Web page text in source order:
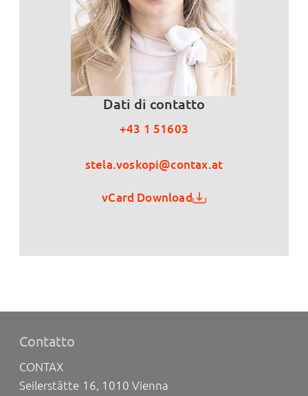
Dati di contatto
+43 1 51603
stela.voskopi@contax.at
vCard Download
Contatto
CONTAX
Seilerstätte 16, 1010 Vienna